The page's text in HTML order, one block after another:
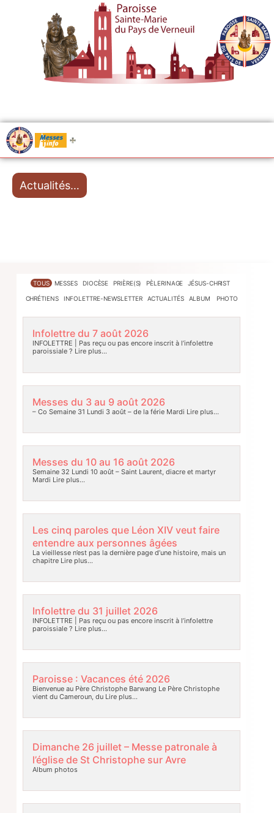
Messes
Actualités…
TOUS MESSES DIOCÈSE PRIÈRE(S) PÈLERINAGE JÉSUS-CHRIST
CHRÉTIENS INFOLETTRE-NEWSLETTER ACTUALITÉS ALBUM PHOTO
Infolettre du 7 août 2026
INFOLETTRE | Pas reçu ou pas encore inscrit à l’infolettre
paroissiale ? Lire plus…
Messes du 3 au 9 août 2026
– Co Semaine 31 Lundi 3 août – de la férie Mardi Lire plus…
Messes du 10 au 16 août 2026
Semaine 32 Lundi 10 août – Saint Laurent, diacre et martyr
Mardi Lire plus…
Les cinq paroles que Léon XIV veut faire
entendre aux personnes âgées
La vieillesse n’est pas la dernière page d’une histoire, mais un
chapitreLire plus…
Infolettre du 31 juillet 2026
INFOLETTRE | Pas reçu ou pas encore inscrit à l’infolettre
paroissiale ? Lire plus…
Paroisse : Vacances été 2026
Bienvenue au Père Christophe Barwang Le Père Christophe
vient du Cameroun, duLire plus…
Dimanche 26 juillet – Messe patronale à
l’église de St Christophe sur Avre
Album photos